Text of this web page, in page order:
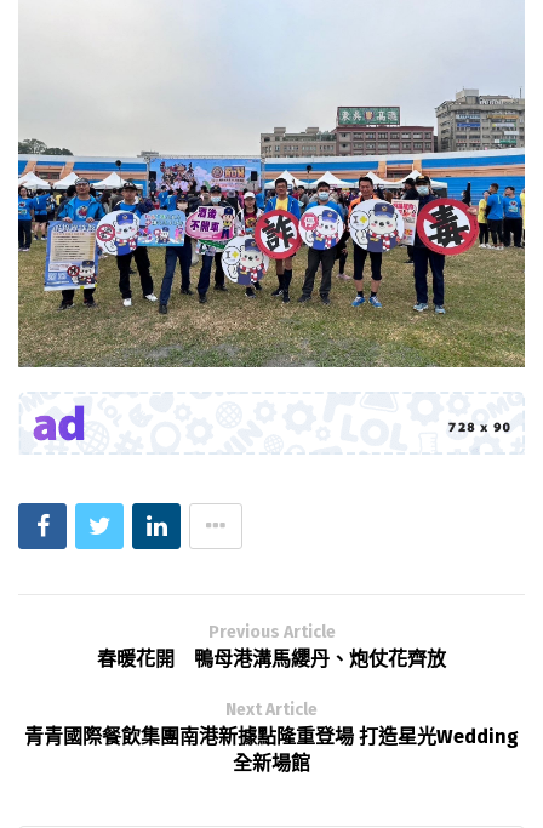
Previous Article
春暖花開 鴨母港溝馬纓丹、炮仗花齊放
Next Article
青青國際餐飲集團南港新據點隆重登場 打造星光Wedding
全新場館